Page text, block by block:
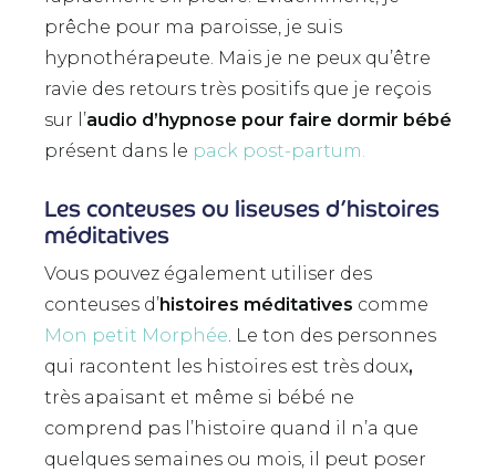
prêche pour ma paroisse, je suis
hypnothérapeute. Mais je ne peux qu’être
ravie des retours très positifs que je reçois
sur l’audio d’hypnose pour faire dormir bébé
présent dans le pack post-partum.
Les conteuses ou liseuses d’histoires
méditatives
Vous pouvez également utiliser des
conteuses d’histoires méditatives comme
Mon petit Morphée. Le ton des personnes
qui racontent les histoires est très doux,
très apaisant et même si bébé ne
comprend pas l’histoire quand il n’a que
quelques semaines ou mois, il peut poser